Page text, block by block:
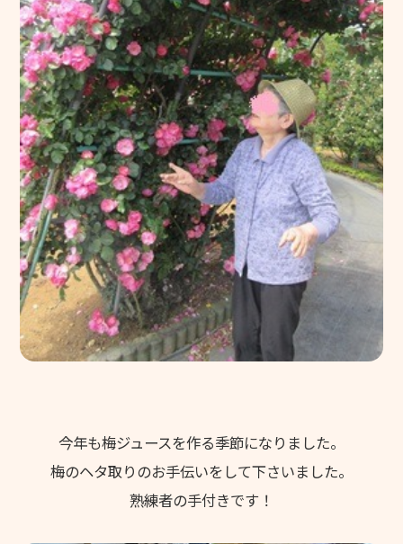
今年も梅ジュースを作る季節になりました。
梅のヘタ取りのお手伝いをして下さいました。
熟練者の手付きです！